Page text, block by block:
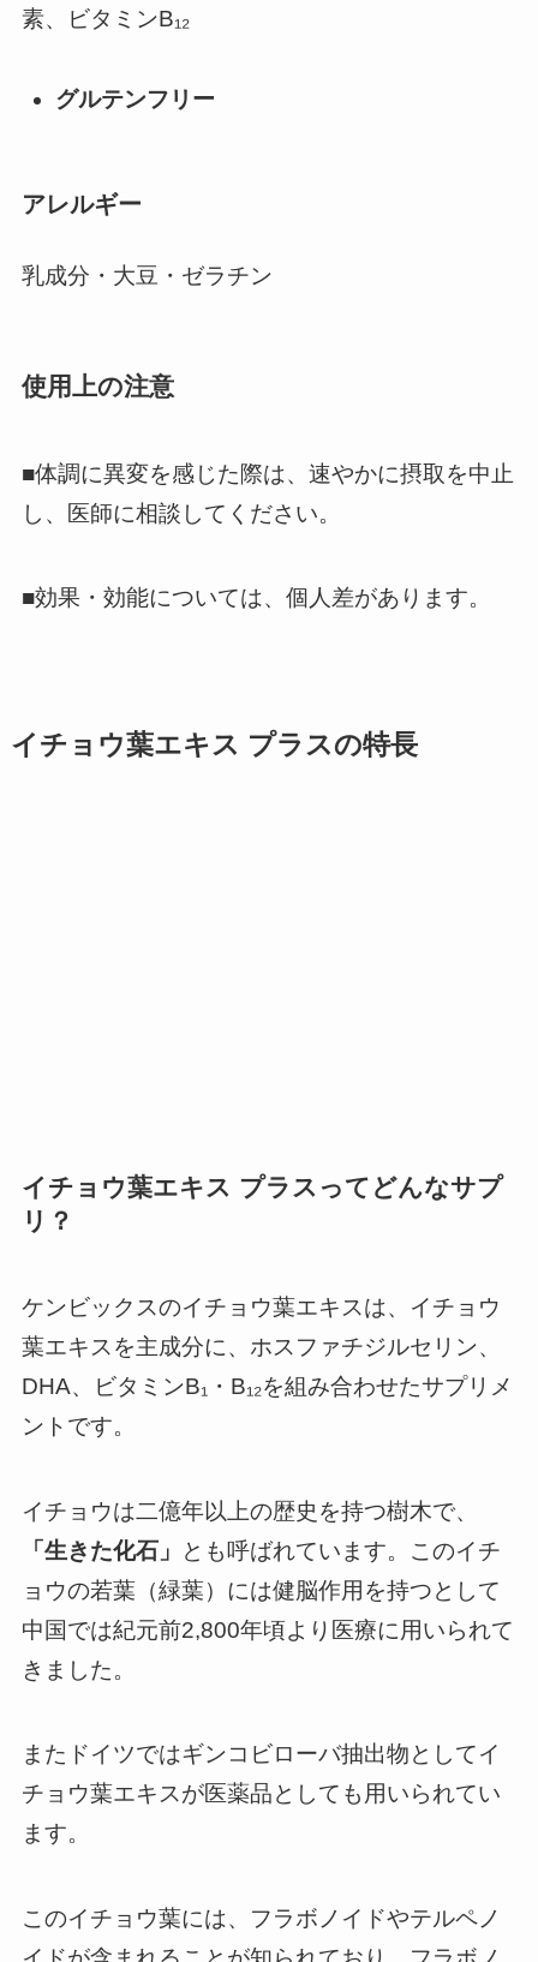
素、ビタミンB₁₂
グルテンフリー
アレルギー
乳成分・大豆・ゼラチン
使用上の注意
■体調に異変を感じた際は、速やかに摂取を中止
し、医師に相談してください。
■効果・効能については、個人差があります。
イチョウ葉エキス プラスの特長
イチョウ葉エキス プラス ってどんなサプ
リ？
ケンビックスのイチョウ葉エキスは、イチョウ
葉エキスを主成分に、ホスファチジルセリン、
DHA、ビタミンB₁・B₁₂を組み合わせたサプリメ
ントです。
イチョウは二億年以上の歴史を持つ樹木で、
「生きた化石」
とも呼ばれています。このイチ
ョウの若葉（緑葉）には健脳作用を持つとして
中国では紀元前2,800年頃より医療に用いられて
きました。
またドイツではギンコビローバ抽出物としてイ
チョウ葉エキスが医薬品としても用いられてい
ます。
このイチョウ葉には、フラボノイドやテルペノ